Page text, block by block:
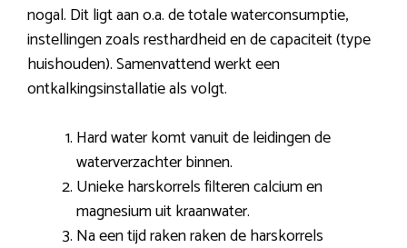
nogal. Dit ligt aan o.a. de totale waterconsumptie,
instellingen zoals resthardheid en de capaciteit (type
huishouden). Samenvattend werkt een
ontkalkingsinstallatie als volgt.
Hard water komt vanuit de leidingen de
waterverzachter binnen.
Unieke harskorrels filteren calcium en
magnesium uit kraanwater.
Na een tijd raken raken de harskorrels